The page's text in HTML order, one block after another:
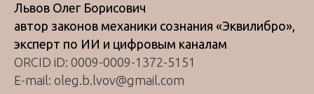
Львов Олег Борисович
автор законов механики сознания «Эквилибро»,
эксперт по ИИ и цифровым каналам
ORCID iD: 0009-0009-1372-5151
E-mail: oleg.b.lvov@gmail.com